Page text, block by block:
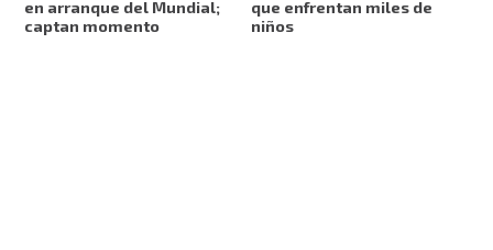
en arranque del Mundial;
captan momento
que enfrentan miles de
niños